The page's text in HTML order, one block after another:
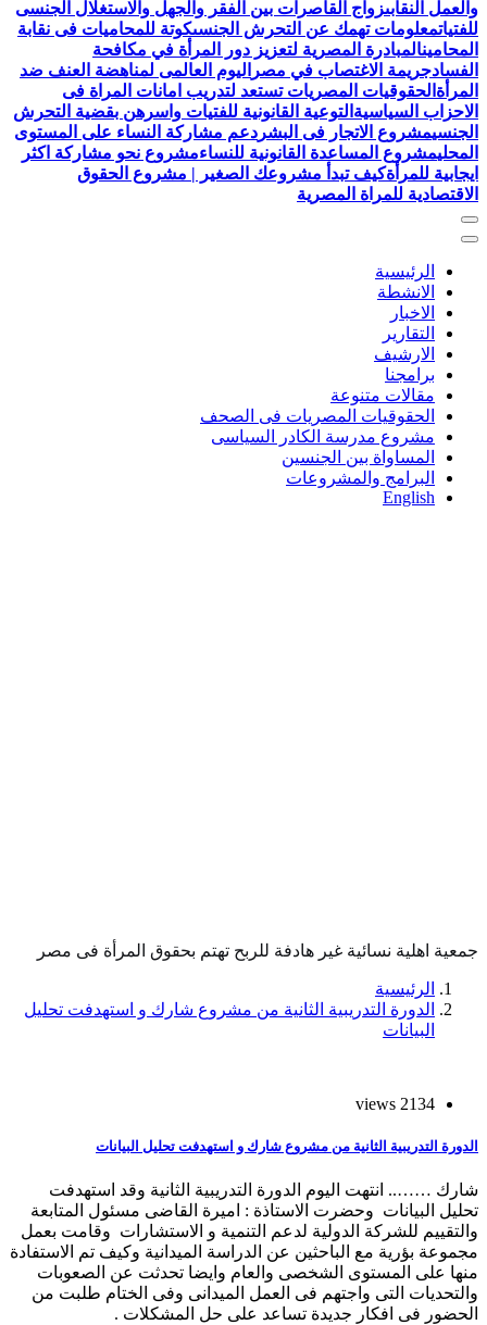
والعمل النقابىزواج القاصرات بين الفقر والجهل والاستغلال الجنسى
للفتياتمعلومات تهمك عن التحرش الجنسىكوتة للمحاميات فى نقابة
المحامينالمبادرة المصرية لتعزيز دور المرأة في مكافحة
الفسادجريمة الاغتصاب في مصر اليوم العالمى لمناهضة العنف ضد
المرأة الحقوقيات المصريات تستعد لتدريب امانات المراة فى
الاحزاب السياسية التوعية القانونية للفتيات واسرهن بقضية التحرش
الجنسيمشروع الاتجار فى البشر دعم مشاركة النساء على المستوى
المحليمشروع المساعدة القانونية للنساءمشروع نحو مشاركة اكثر
ايجابية للمرأةكيف تبدأ مشروعك الصغير | مشروع الحقوق
الاقتصادية للمراة المصرية
الرئيسية
الانشطة
الاخبار
التقارير
الارشيف
برامجنا
مقالات متنوعة
الحقوقيات المصريات فى الصحف
مشروع مدرسة الكادر السياسى
المساواة بين الجنسين
البرامج والمشروعات
English
جمعية اهلية نسائية غير هادفة للربح تهتم بحقوق المرأة فى مصر
الرئيسية
الدورة التدريبية الثانية من مشروع شارك و استهدفت تحليل
البيانات
2134 views
الدورة التدريبية الثانية من مشروع شارك و استهدفت تحليل البيانات
شارك …….. انتهت اليوم الدورة التدريبية الثانية وقد استهدفت
تحليل البيانات وحضرت الاستاذة : اميرة القاضى مسئول المتابعة
والتقييم للشركة الدولية لدعم التنمية و الاستشارات وقامت بعمل
مجموعة بؤرية مع الباحثين عن الدراسة الميدانية وكيف تم الاستفادة
منها على المستوى الشخصى والعام وايضا تحدثت عن الصعوبات
والتحديات التى واجتهم فى العمل الميدانى وفى الختام طلبت من
الحضور فى افكار جديدة تساعد على حل المشكلات .